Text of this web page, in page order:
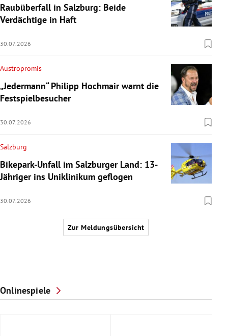
Raubüberfall in Salzburg: Beide
Verdächtige in Haft
30.07.2026
Austropromis
„Jedermann“ Philipp Hochmair warnt die
Festspielbesucher
30.07.2026
Salzburg
Bikepark-Unfall im Salzburger Land: 13-
Jähriger ins Uniklinikum geflogen
30.07.2026
Zur Meldungsübersicht
Onlinespiele